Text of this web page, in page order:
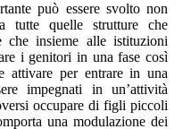
può essere svolto non
tutte quelle strutture che
che insieme alle istituzioni
i genitori in una fase così
attivare per entrare in una
impegnati in un’attività
occupare di figli piccoli
una modulazione dei